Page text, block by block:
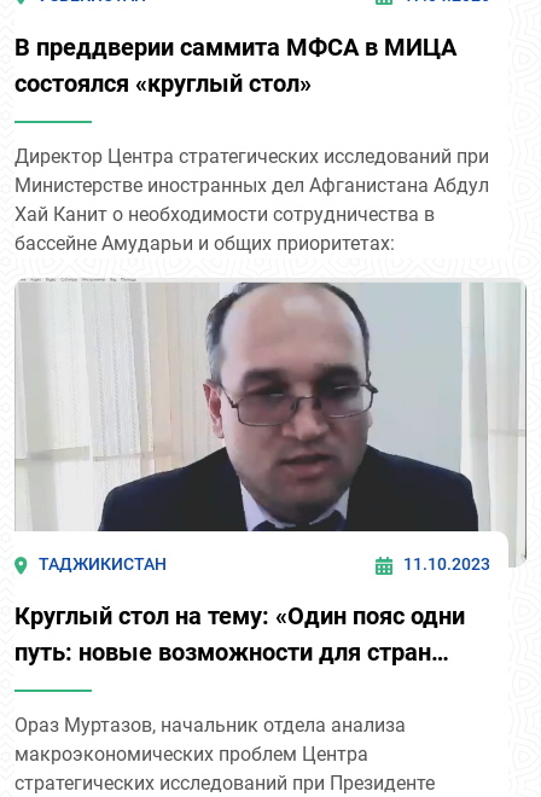
В преддверии саммита МФСА в МИЦА
состоялся «круглый стол»
Директор Центра стратегических исследований при
Министерстве иностранных дел Афганистана Абдул
Хай Канит о необходимости сотрудничества в
бассейне Амударьи и общих приоритетах:
ТАДЖИКИСТАН 11.10.2023
Круглый стол на тему: «Один пояс одни
путь: новые возможности для стран
Центральной Азии».
Ораз Муртазов, начальник отдела анализа
макроэкономических проблем Центра
стратегических исследований при Президенте